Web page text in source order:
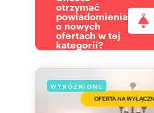
otrzymać
powiadomienia
o nowych
ofertach w tej
kategorii?
WYRÓŻNIONE